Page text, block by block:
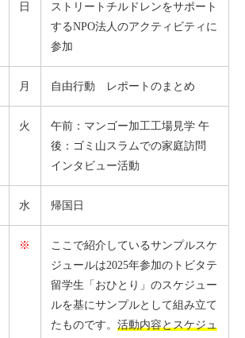
日
ストリートチルドレンをサポート
するNPO法人のアクティビティに
参加
月 自由行動 レポートのまとめ
火
午前：マンゴー加工工場見学 午
後：ゴミ山スラムでの家庭訪問
インタビュー活動
水 帰国日
※
ここで紹介しているサンプルスケ
ジュールは2025年参加のトビタテ
留学生「おひとり」のスケジュー
ルを基にサンプルとして組み立て
たものです。 活動内容とスケジュ